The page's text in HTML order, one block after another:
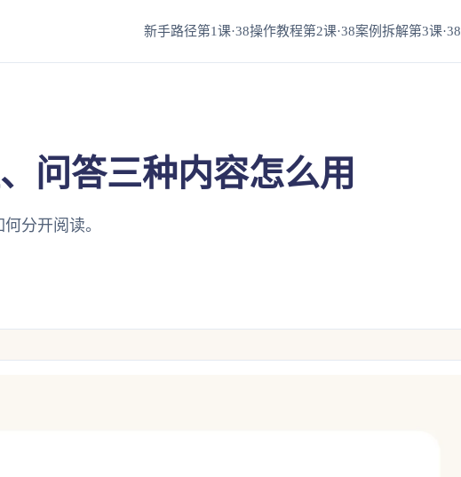
新手路径第1课·38操作教程第2课·38案例拆解第3课·38
问答三种内容怎么用
分开阅读。